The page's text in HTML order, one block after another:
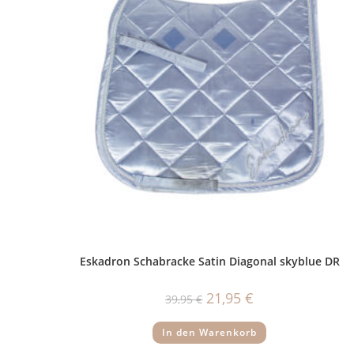
Eskadron Schabracke Satin Diagonal skyblue DR
39,95€ Ursprünglicher
Preis
39,95 €
21,95€
21,95 €.
In den Warenkorb